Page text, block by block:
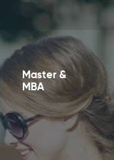
Master &
MBA